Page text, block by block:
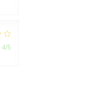
4/5